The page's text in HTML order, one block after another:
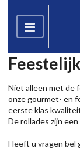
Niet alleen met de
onze gourmet- en
eerste klas
De rollades zijn
Heeft u vragen bel